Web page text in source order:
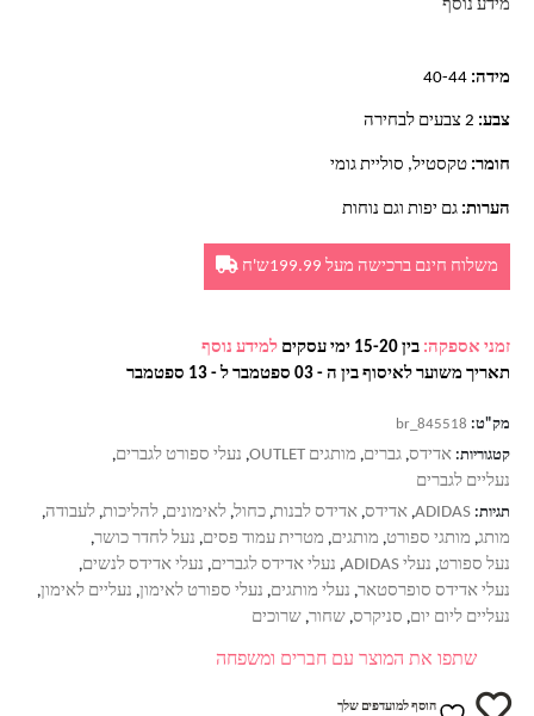
מידע נוסף
מידה: 40-44
צבע: 2 צבעים לבחירה
חומר: טקסטיל, סוליית גומי
הערות: גם יפות וגם נוחות
משלוח חינם ברכישה מעל 199.99ש'ח
זמני אספקה: בין 15-20 ימי עסקים
למידע נוסף
תאריך משוער לאיסוף בין ה - 03 ספטמבר ל - 13 ספטמבר
מק"ט: br_845518
קטגוריות: אדידס, גברים, מותגים OUTLET , נעלי ספורט לגברים,
נעליים לגברים
תגיות: ADIDAS
, אדידס, אדידס לבנות, כחול, לאימונים, להליכות, לעבודה,
מותג, מותגי ספורט, מותגים, מטרית עמוד פסים, נעל לחדר כושר,
נעל ספורט, נעלי ADIDAS , נעלי אדידס לגברים, נעלי אדידס לנשים,
נעלי אדידס סופרסטאר, נעלי מותגים, נעלי ספורט לאימון, נעליים לאימון,
נעליים ליום יום, סניקרס, שחור, שרוכים
שתפו את המוצר עם חברים ומשפחה
הוסף למועדפים שלך